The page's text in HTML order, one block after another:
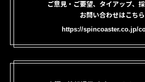
ご意見・ご要望、タイアップ、
お問い合わせはこちら
https://spincoaster.co.jp/